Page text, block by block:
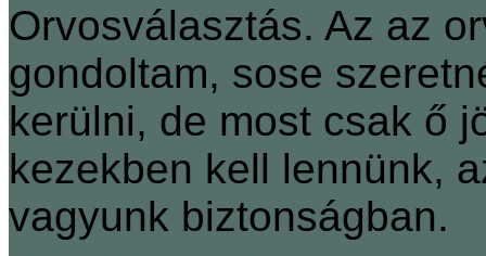
Orvosválasztás. Az az
gondoltam, sose
kerülni, de most csak ő
kezekben kell lennünk,
vagyunk biztonságban.